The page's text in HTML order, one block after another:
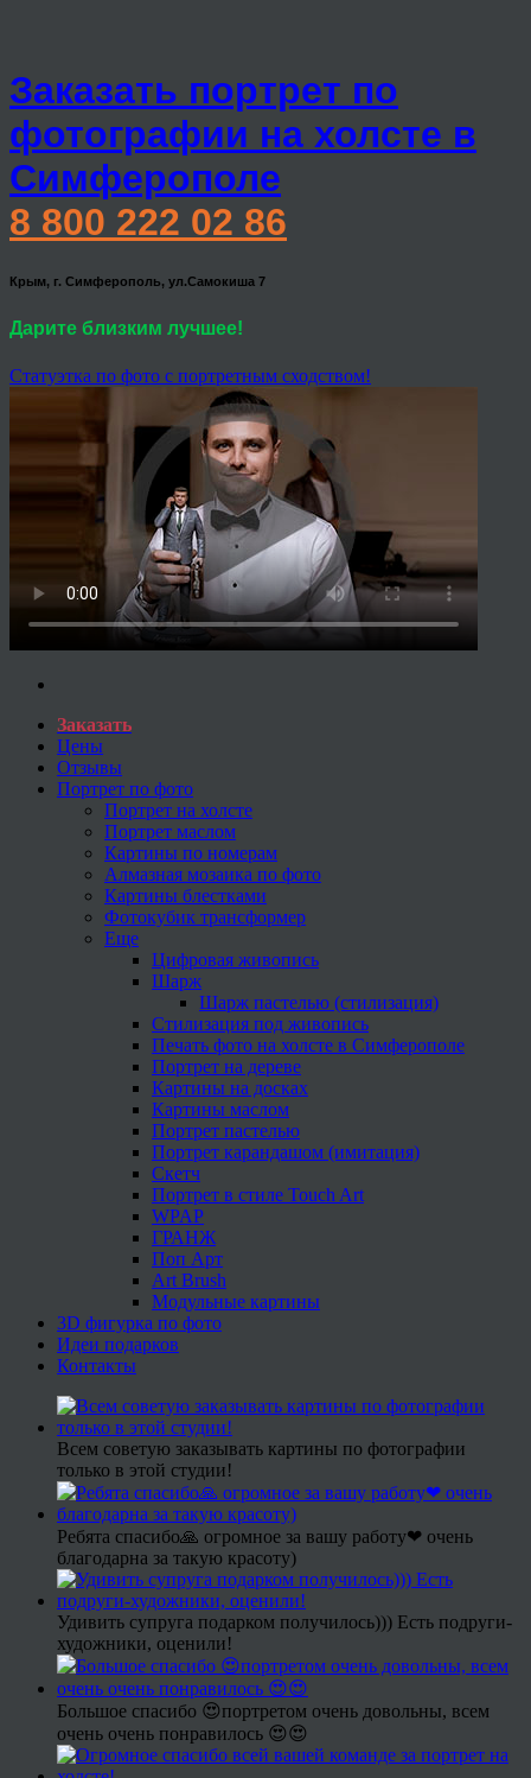
Заказать портрет по
фотографии на холсте в
Симферополе
8 800 222 02 86
Крым, г. Симферополь, ул.Самокиша 7
Дарите близким лучшее!
Статуэтка по фото с портретным сходством!
Заказать
Цены
Отзывы
Портрет по фото
Портрет на холсте
Портрет маслом
Картины по номерам
Алмазная мозаика по фото
Картины блестками
Фотокубик трансформер
Еще
Цифровая живопись
Шарж
Шарж пастелью (стилизация)
Стилизация под живопись
Печать фото на холсте в Симферополе
Портрет на дереве
Картины на досках
Картины маслом
Портрет пастелью
Портрет карандашом (имитация)
Скетч
Портрет в стиле Touch Art
WPAP
ГРАНЖ
Поп Арт
Art Brush
Модульные картины
3D фигурка по фото
Идеи подарков
Контакты
Всем советую заказывать картины по фотографии
только в этой студии!
Ребята спасибо🙏 огромное за вашу работу❤ очень
благодарна за такую красоту)
Удивить супруга подарком получилось))) Есть подруги-
художники, оценили!
Большое спасибо 😍портретом очень довольны, всем
очень очень понравилось 😍😍